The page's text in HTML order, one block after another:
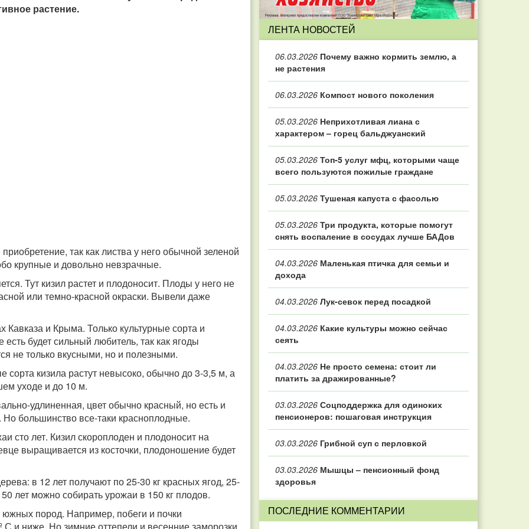
растение.
так как листва у него обычной зеленой
крупные и довольно невзрачные.
Тут кизил растет и плодоносит. Плоды у него не
или темно-красной окраски. Вывели даже
Кавказа и Крыма. Только культурные сорта и
будет сильный любитель, так как ягоды
не только вкусными, но и полезными.
сорта кизила растут невысоко, обычно до 3-3,5 м, а
уходе и до 10 м.
удлиненная, цвет обычно красный, но есть и
большинство все-таки красноплодные.
сто лет. Кизил скороплоден и плодоносит на
выращивается из косточки, плодоношение будет
в 12 лет получают по 25-30 кг красных ягод, 25-
лет можно собирать урожаи в 150 кг плодов.
южных пород. Например, побеги и почки
ЛЕНТА НОВОСТЕЙ
06.03.2026 Почему важно кормить землю, а
не растения
06.03.2026 Компост нового поколения
05.03.2026 Неприхотливая лиана с
характером – горец бальджуанский
05.03.2026 Топ‑5 услуг мфц, которыми чаще
всего пользуются пожилые граждане
05.03.2026 Тушеная капуста с фасолью
05.03.2026 Три продукта, которые помогут
снять воспаление в сосудах лучше БАДов
04.03.2026 Маленькая птичка для семьи и
дохода
04.03.2026 Лук-севок перед посадкой
04.03.2026 Какие культуры можно сейчас
сеять
04.03.2026 Не просто семена: стоит ли
платить за дражированные?
03.03.2026 Соцподдержка для одиноких
пенсионеров: пошаговая инструкция
03.03.2026 Грибной суп с перловкой
03.03.2026 Мышцы – пенсионный фонд
здоровья
ПОСЛЕДНИЕ КОММЕНТАРИИ